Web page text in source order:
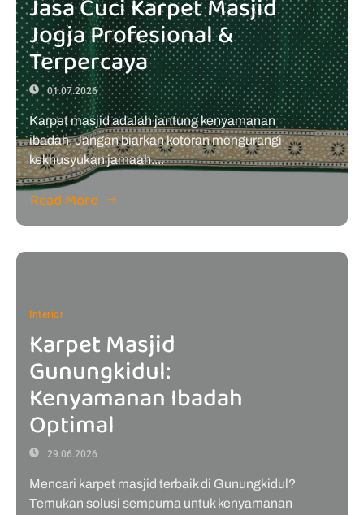
Jasa Cuci Karpet Masjid
Jogja Profesional &
Terpercaya
01.07.2026
Karpet masjid adalah jantung kenyamanan
ibadah. Jangan biarkan kotoran mengurangi
kekhusyukan jamaah....
Read More
Interior
Karpet Masjid
Gunungkidul:
Kenyamanan Ibadah
Optimal
29.06.2026
Mencari karpet masjid terbaik di Gunungkidul?
Temukan solusi sempurna untuk kenyamanan